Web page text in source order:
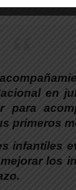
en
para
primeros
infantiles
los